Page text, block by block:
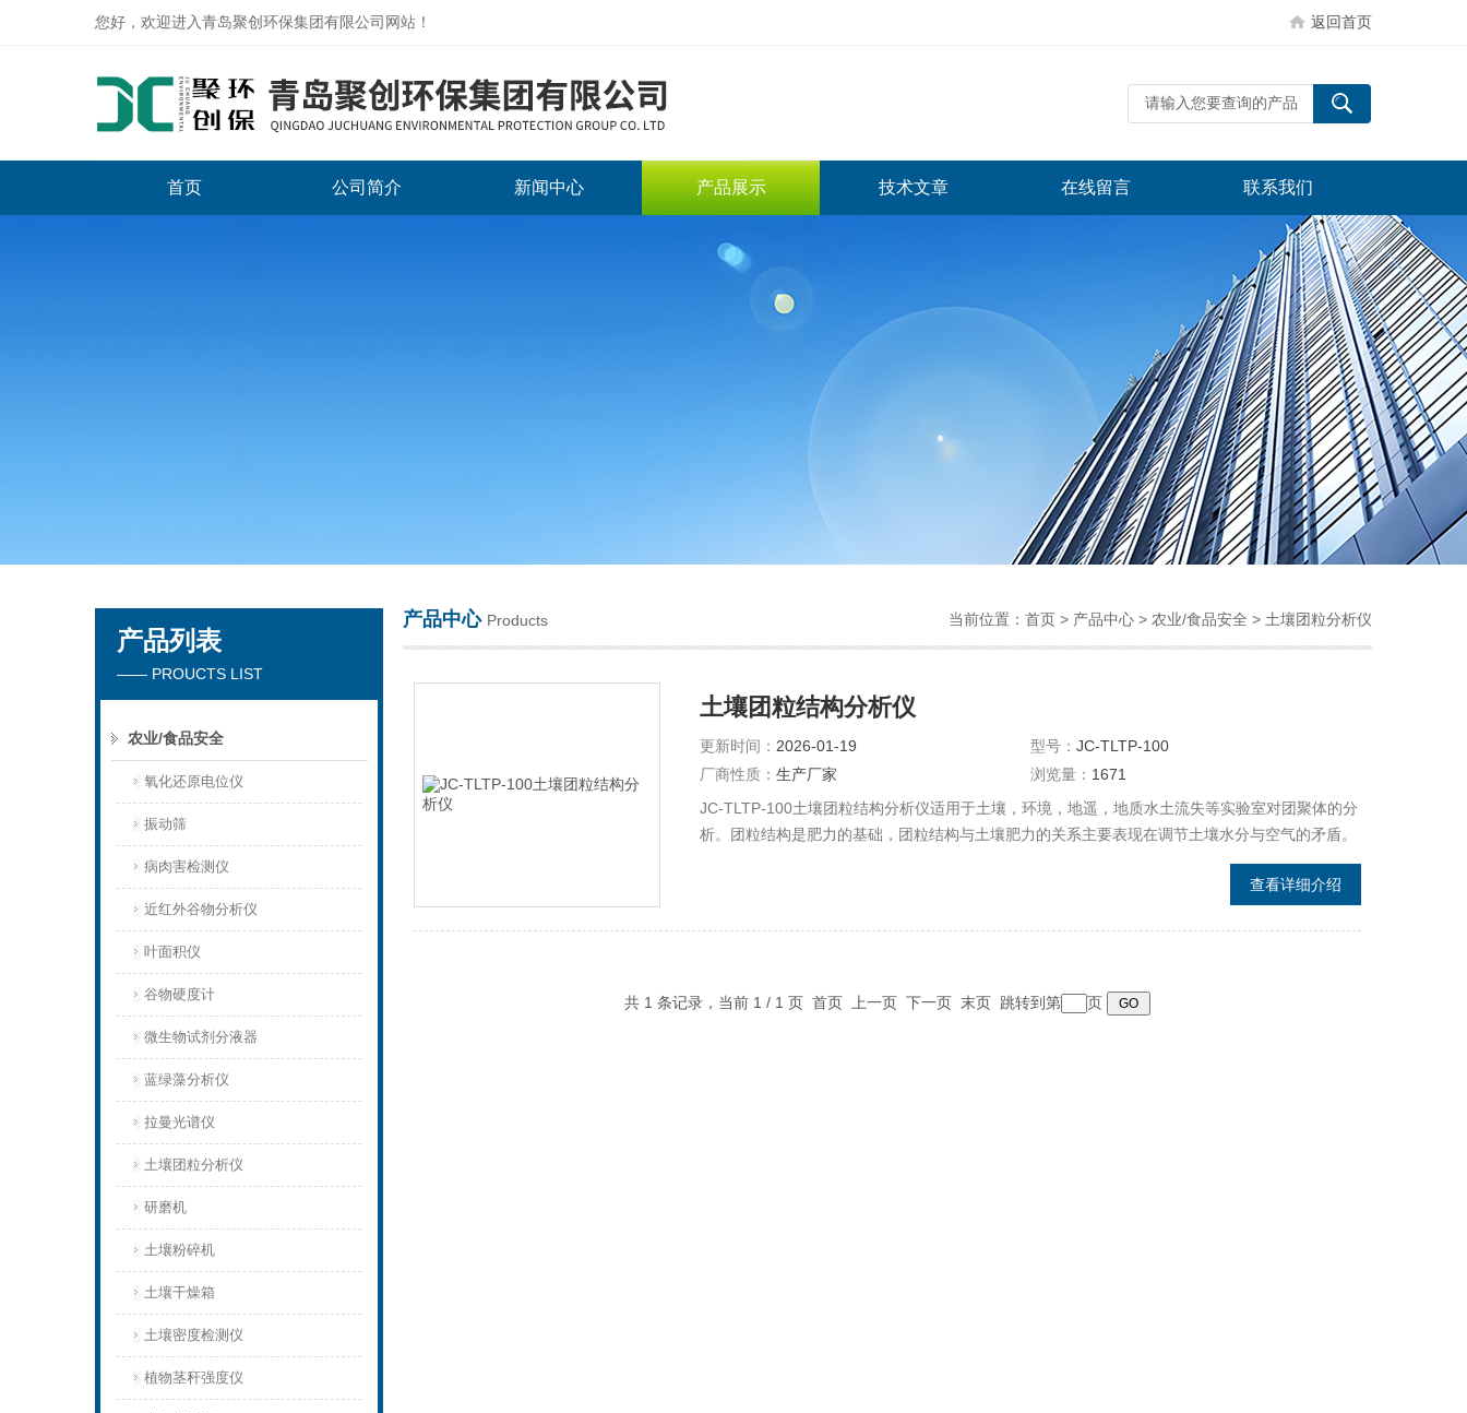
您好，欢迎进入青岛聚创环保集团有限公司网站！ 返回首页
首页 公司简介 新闻中心 产品展示 技术文章 在线留言 联系我们
产品列表
—— PROUCTS LIST
农业/食品安全
氧化还原电位仪
振动筛
病肉害检测仪
近红外谷物分析仪
叶面积仪
谷物硬度计
微生物试剂分液器
蓝绿藻分析仪
拉曼光谱仪
土壤团粒分析仪
研磨机
土壤粉碎机
土壤干燥箱
土壤密度检测仪
植物茎秆强度仪
产品中心 Products 当前位置： 首页 > 产品中心 > 农业/食品安全 > 土壤团粒分析仪
土壤团粒结构分析仪
更新时间： 2026-01-19 型号： JC-TLTP-100
厂商性质： 生产厂家 浏览量： 1671
JC-TLTP-100土壤团粒结构分析仪适用于土壤，环境，地遥，地质水土流失等实验室对团聚体的分
析。团粒结构是肥力的基础，团粒结构与土壤肥力的关系主要表现在调节土壤水分与空气的矛盾。
协调土壤养分的消耗和积累的矛盾；稳定土温；改善土壤耕性，有利于作物根系伸展。
查看详细介绍
共 1 条记录，当前 1 / 1 页 首页 上一页 下一页 末页 跳转到第 页